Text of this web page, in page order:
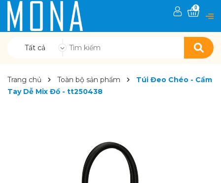
Tất cả
0
Trang chủ Toàn bộ sản phẩm
Túi Đeo Chéo - Cầm
Tay Dễ Mix Đồ - tt250438